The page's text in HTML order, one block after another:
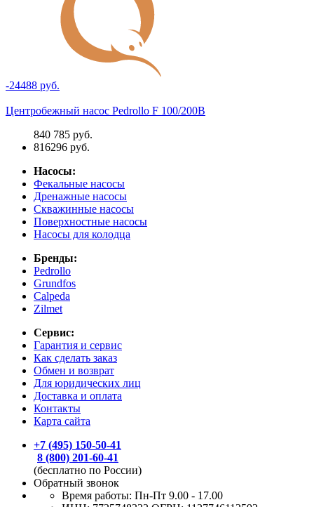
-24488 руб.
Центробежный насос Pedrollo F 100/200B
840 785 руб.
816296 руб.
Насосы:
Фекальные насосы
Дренажные насосы
Скважинные насосы
Поверхностные насосы
Насосы для колодца
Бренды:
Pedrollo
Grundfos
Calpeda
Zilmet
Сервис:
Гарантия и сервис
Как сделать заказ
Обмен и возврат
Для юридических лиц
Доставка и оплата
Контакты
Карта сайта
+7 (495) 150-50-41
8 (800) 201-60-41
(бесплатно по России)
Обратный звонок
Время работы: Пн-Пт 9.00 - 17.00